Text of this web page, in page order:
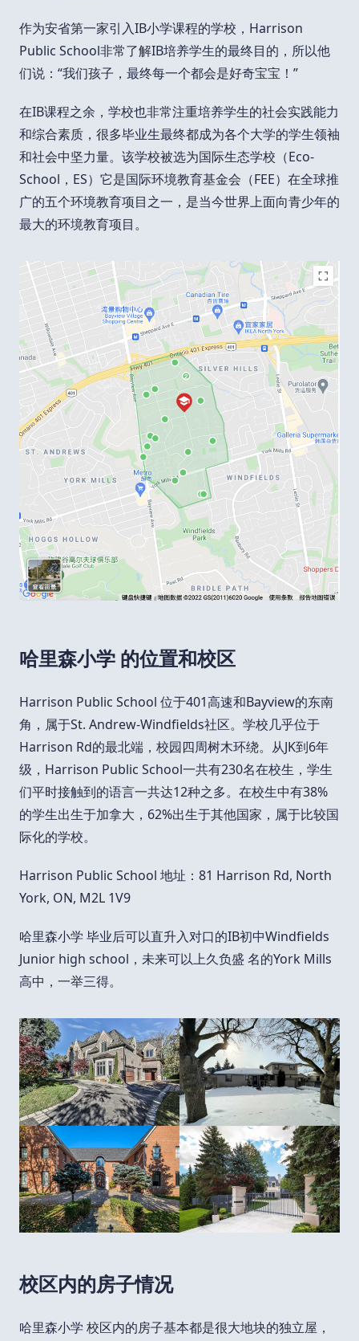
作为安省第一家引入IB小学课程的学校，Harrison
Public School非常了解IB培养学生的最终目的，所以他
们说：“我们孩子，最终每一个都会是好奇宝宝！”
在IB课程之余，学校也非常注重培养学生的社会实践能力
和综合素质，很多毕业生最终都成为各个大学的学生领袖
和社会中坚力量。该学校被选为国际生态学校（Eco-
School，ES）它是国际环境教育基金会（FEE）在全球推
广的五个环境教育项目之一，是当今世界上面向青少年的
最大的环境教育项目。
哈里森小学 的位置和校区
Harrison Public School 位于401高速和Bayview的东南
角，属于St. Andrew-Windfields社区。学校几乎位于
Harrison Rd的最北端，校园四周树木环绕。从JK到6年
级，Harrison Public School一共有230名在校生，学生
们平时接触到的语言一共达12种之多。在校生中有38%
的学生出生于加拿大，62%出生于其他国家，属于比较国
际化的学校。
Harrison Public School 地址：81 Harrison Rd, North
York, ON, M2L 1V9
哈里森小学 毕业后可以直升入对口的IB初中Windfields
Junior high school，未来可以上久负盛 名的York Mills
高中，一举三得。
校区内的房子情况
哈里森小学 校区内的房子基本都是很大地块的独立屋，